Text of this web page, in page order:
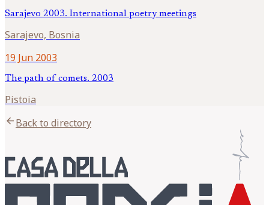
Sarajevo 2003. International poetry meetings
Sarajevo, Bosnia
19 Jun 2003
The path of comets. 2003
Pistoia
arrow_backBack to directory